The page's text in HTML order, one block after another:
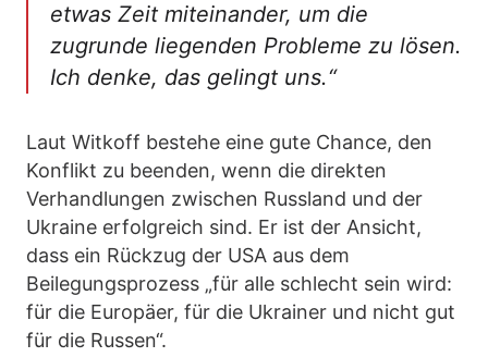
etwas Zeit miteinander, um die
zugrunde liegenden Probleme zu lösen.
Ich denke, das gelingt uns.“
Laut Witkoff bestehe eine gute Chance, den
Konflikt zu beenden, wenn die direkten
Verhandlungen zwischen Russland und der
Ukraine erfolgreich sind. Er ist der Ansicht,
dass ein Rückzug der USA aus dem
Beilegungsprozess „für alle schlecht sein wird:
für die Europäer, für die Ukrainer und nicht gut
für die Russen“.